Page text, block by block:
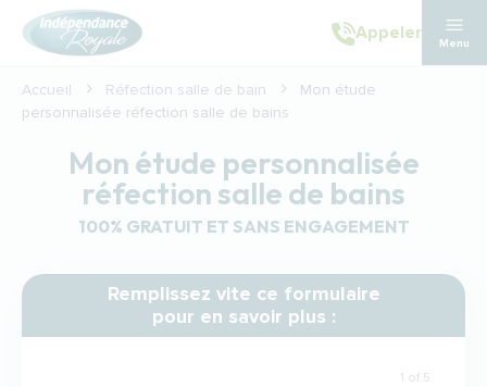
Aller au contenu principal
Appeler
Menu
Accueil Réfection salle de bain
Mon étude
personnalisée réfection salle de bains
Mon étude personnalisée
réfection salle de bains
100% GRATUIT ET SANS ENGAGEMENT
Remplissez vite ce formulaire
pour en savoir plus :
1 of 5